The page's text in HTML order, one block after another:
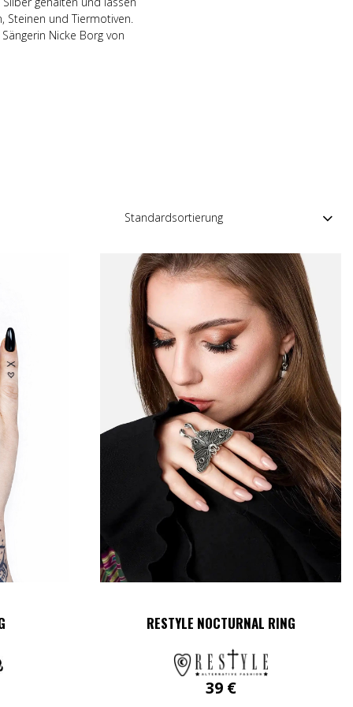
und Tiermotiven.
Nicke Borg von
RESTYLE NOCTURNAL RING
39 €